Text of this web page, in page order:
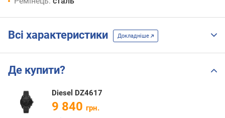
Всі характеристики Докладніше
Де купити?
Diesel DZ4617
9 840 грн.